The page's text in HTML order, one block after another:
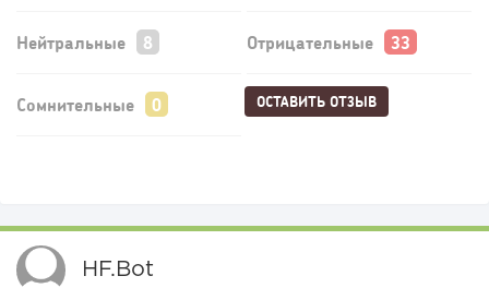
Нейтральные Отрицательные
Сомнительные ОСТАВИТЬ ОТЗЫВ
HF.bot